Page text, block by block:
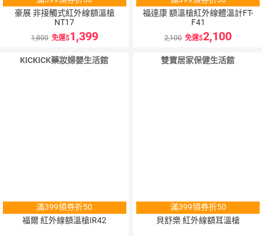
豪展 非接觸式紅外線額溫槍
NT17
1,800 免運 1,399
福達康 額溫槍紅外線體溫計FT-
F41
2,100 免運 2,100
KICKICK藥妝婦嬰生活館
滿399領券折50
福爾 紅外線額溫槍IR42
雙寶居家保健生活館
滿399領券折50
貝舒樂 紅外線額耳溫槍